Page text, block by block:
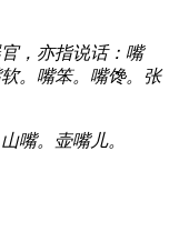
，亦指说话：嘴
。嘴笨。嘴馋。张
嘴。壶嘴儿。